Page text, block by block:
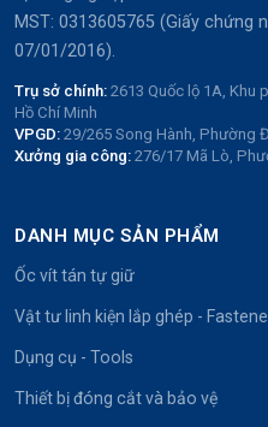
MST: 0313605765 (Giấy chứng
07/01/2016).
Trụ sở chính: 2613 Quốc lộ 1A, Khu
Hồ Chí Minh
VPGD: 29/265 Song Hành, Phường
Xưởng gia công: 276/17 Mã Lò,
DANH MỤC SẢN PHẨM
Ốc vít tán tự giữ
Vật tư linh kiện lắp ghép -
Dụng cụ - Tools
Thiết bị đóng cắt và bảo vệ